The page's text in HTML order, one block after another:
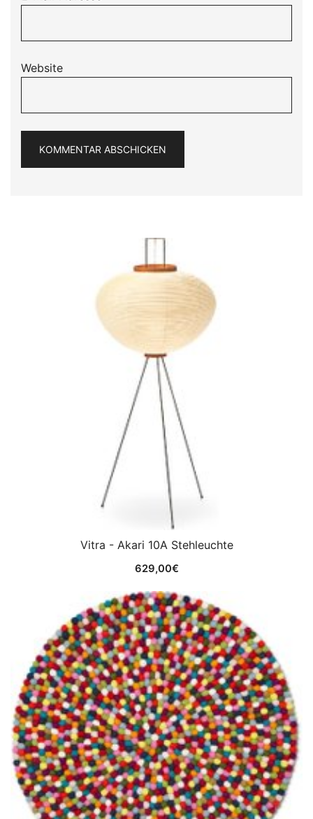
Website
Vitra - Akari 10A Stehleuchte
629,00€